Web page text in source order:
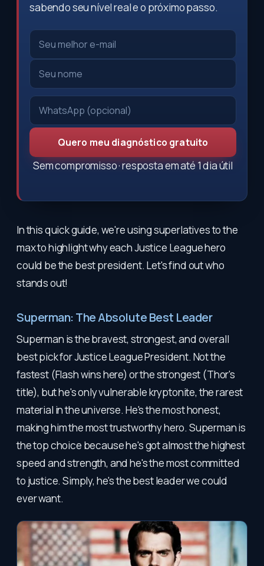
sabendo seu nível real e o próximo passo.
Quero meu diagnóstico gratuito
Sem compromisso · resposta em até 1 dia útil
In this quick guide, we're using superlatives to the
max to highlight why each Justice League hero
could be the best president. Let's find out who
stands out!
Superman: The Absolute Best Leader
Superman is the bravest, strongest, and overall
best pick for Justice League President. Not the
fastest (Flash wins here) or the strongest (Thor's
title), but he's only vulnerable kryptonite, the rarest
material in the universe. He's the most honest,
making him the most trustworthy hero. Superman is
the top choice because he's got almost the highest
speed and strength, and he's the most committed
to justice. Simply, he's the best leader we could
ever want.